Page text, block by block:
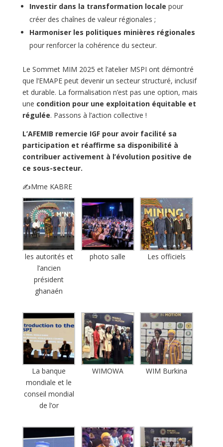
Investir dans la transformation locale pour
créer des chaînes de valeur régionales ;
Harmoniser les politiques minières régionales
pour renforcer la cohérence du secteur.
Le Sommet MIM 2025 et l’atelier MSPI ont démontré
que l’EMAPE peut devenir un secteur structuré, inclusif
et durable. La formalisation n’est pas une option, mais
une condition pour une exploitation équitable et
régulée. Passons à l’action collective !
L’AFEMIB remercie IGF pour avoir facilité sa
participation et réaffirme sa disponibilité à
contribuer activement à l’évolution positive de
ce sous-secteur.
✍Mme KABRE
les autorités et
l’ancien
président
ghanaén
photo salle Les officiels
La banque
mondiale et le
conseil mondial
de l’or
WIMOWA WIM Burkina